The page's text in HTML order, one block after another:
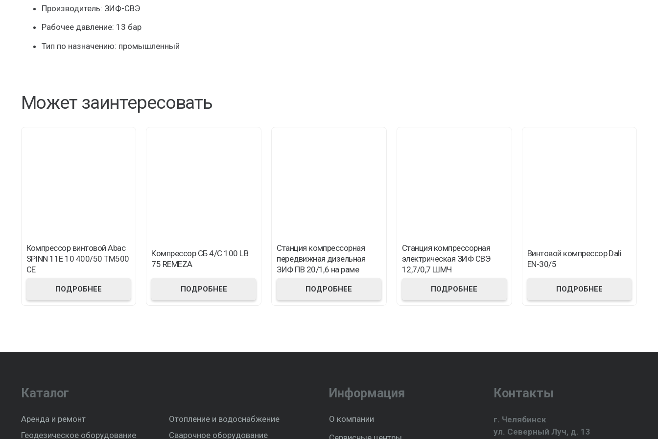
Производитель: ЗИФ-СВЭ
Рабочее давление: 13 бар
Тип по назначению: промышленный
Может заинтересовать
Компрессор винтовой Abac
SPINN 11E 10 400/50 TM500
CE
ПОДРОБНЕЕ
Компрессор СБ 4/С 100 LB
75 REMEZA
ПОДРОБНЕЕ
Станция компрессорная
передвижная дизельная
ЗИФ ПВ 20/1,6 на раме
ПОДРОБНЕЕ
Станция компрессорная
электрическая ЗИФ СВЭ
12,7/0,7 ШМЧ
ПОДРОБНЕЕ
Винтовой компрессор Dali
EN-30/5
ПОДРОБНЕЕ
Каталог
Аренда и ремонт
Геодезическое оборудование
Отопление и водоснабжение
Сварочное оборудование
Информация
О компании
Контакты
г. Челябинск
ул. Северный Луч, д. 13